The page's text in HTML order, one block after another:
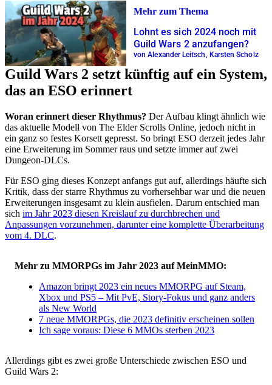
Mehr zum Thema
Lohnt es sich 2024 noch mit
Guild Wars 2 anzufangen?
von Alexander Leitsch, Karsten Scholz
Guild Wars 2 setzt künftig auf ein System,
das an ESO erinnert
Woran erinnert dieser Rhythmus? Der Aufbau klingt ähnlich wie
das aktuelle Modell von The Elder Scrolls Online, jedoch nicht in
ein ganz so festes Korsett gepresst. So bringt ESO derzeit jedes Jahr
eine Erweiterung im Sommer raus und setzte immer auf zwei
Dungeon-DLCs.
Für ESO ging dieses Konzept anfangs gut auf, allerdings häufte sich
Kritik, dass der starre Rhythmus zu vorhersehbar war und die neuen
Erweiterungen insgesamt zu klein ausfielen. Darum entschied man
sich im Jahr 2023 diesen Kreislauf zu durchbrechen und
Anpassungen vorzunehmen, darunter eine komplette Überarbeitung
vom 4. DLC.
Mehr zu MMORPGs im Jahr 2023 auf MeinMMO:
Amazon bringt 2023 ein neues MMORPG auf Steam,
Xbox und PS5 – Mit PvE, Story-Fokus und ganz anders
als New World
7 neue MMORPGs, die 2023 definitiv erscheinen sollen
Ich sage voraus: Diese 6 MMOs sterben 2023
Allerdings gibt es zwei große Unterschiede zwischen ESO und
Guild Wars 2: